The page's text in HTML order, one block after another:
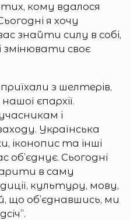
кому вдалося
я хочу
знайти силу в собі,
змінювати своє
з шелтерів,
єпархії.
і
Українська
іконопис та інші
Сьогодні
в саму
культуру, мову,
що об’єднавшись, ми